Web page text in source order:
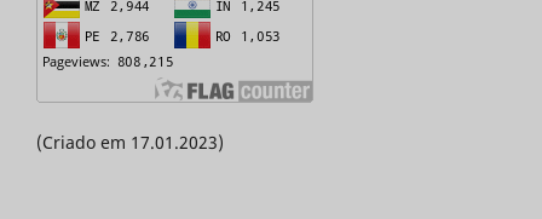
(Criado em 17.01.2023)